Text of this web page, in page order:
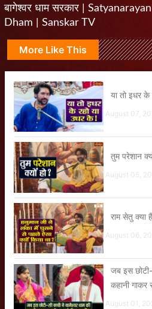
बागेश्वर धाम सरकार |
Dham | Sanskar TV
More Like This
या तो इधर के
August 07,
तुम परेशान
August 05,
राम सेतु क्या
August 06,
जब इस छोटी-
कहानी गाकर
August 01,